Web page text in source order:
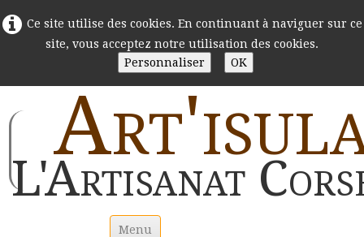
Ce site utilise des cookies. En continuant à naviguer sur ce
site, vous acceptez notre utilisation des cookies.
Personnaliser
OK
L'Artisanat
Menu